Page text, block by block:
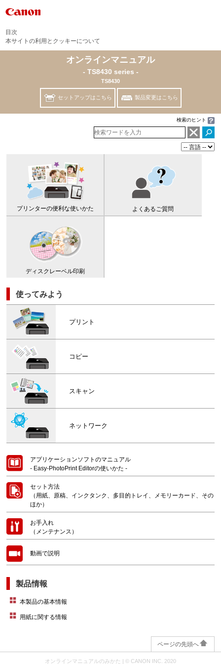
目次
本サイトの利用とクッキーについて
オンラインマニュアル
- TS8430 series -
TS8430
セットアップはこちら 製品変更はこちら
検索のヒント
プリンターの便利な使いかた よくあるご質問
ディスクレーベル印刷
使ってみよう
プリント
コピー
スキャン
ネットワーク
アプリケーションソフトのマニュアル
- Easy-PhotoPrint Editorの使いかた -
セット方法
（用紙、原稿、インクタンク、多目的トレイ、メモリーカード、その
ほか）
お手入れ
（メンテナンス）
動画で説明
製品情報
本製品の基本情報
用紙に関する情報
ページの先頭へ
オンラインマニュアルのみかた | © CANON INC. 2020